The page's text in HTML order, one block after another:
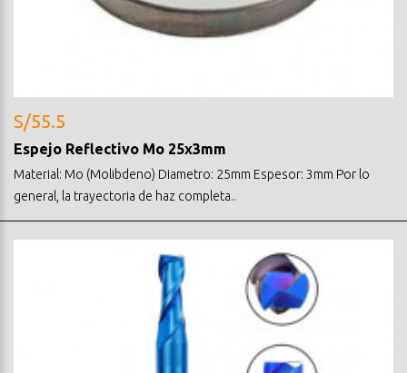
S/55.5
Espejo Reflectivo Mo 25x3mm
Material: Mo (Molibdeno) Diametro: 25mm Espesor: 3mm Por lo
general, la trayectoria de haz completa..